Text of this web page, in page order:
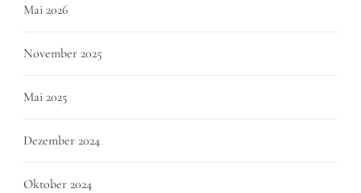
Mai 2026
November 2025
Mai 2025
Dezember 2024
Oktober 2024